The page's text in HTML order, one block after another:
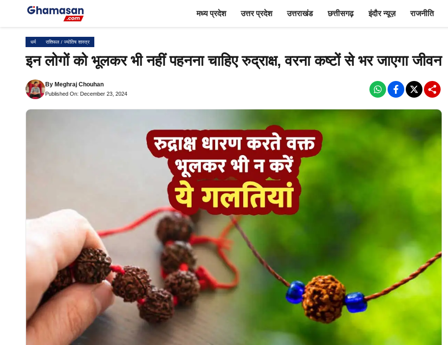
मध्य प्रदेश उत्तर प्रदेश उत्तराखंड छत्तीसगढ़ इंदौर न्यूज़ राजनीति
धर्म राशिफल / ज्योतिष शास्त्र
इन लोगों को भूलकर भी नहीं पहनना चाहिए रुद्राक्ष, वरना कष्टों से भर जाएगा जीवन
By Meghraj Chouhan
Published On: December 23, 2024